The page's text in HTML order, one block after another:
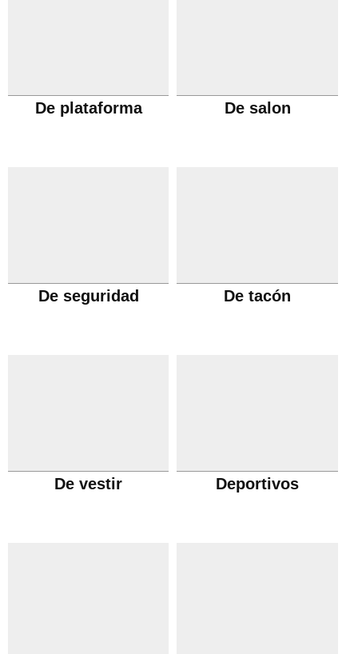
De plataforma De salon
De seguridad De tacón
De vestir Deportivos